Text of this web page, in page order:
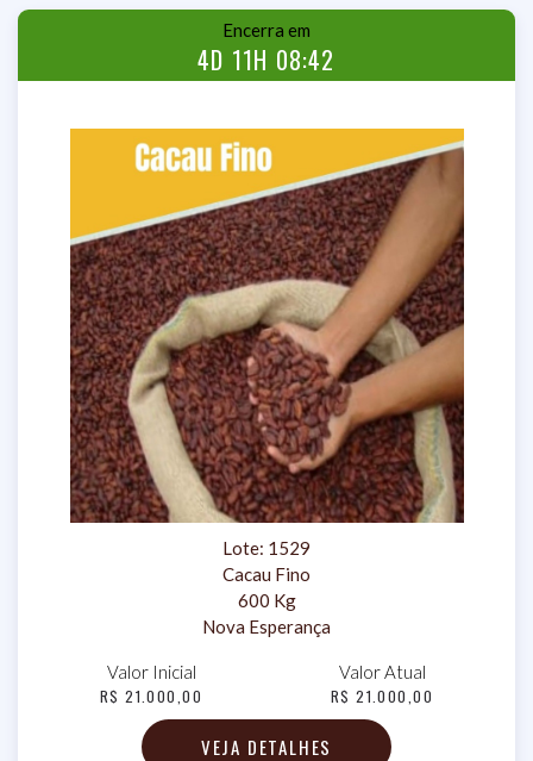
Encerra em
4D 11H 08:41
Lote: 1529
Cacau Fino
600 Kg
Nova Esperança
Valor Inicial
R$ 21.000,00
Valor Atual
R$ 21.000,00
VEJA DETALHES